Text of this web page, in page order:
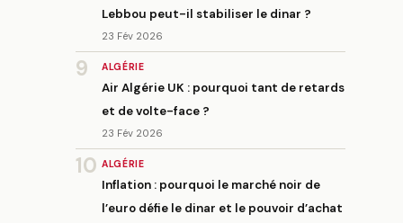
Lebbou peut-il stabiliser le dinar ?
23 Fév 2026
9 ALGÉRIE
Air Algérie UK : pourquoi tant de retards
et de volte-face ?
23 Fév 2026
10 ALGÉRIE
Inflation : pourquoi le marché noir de
l’euro défie le dinar et le pouvoir d’achat